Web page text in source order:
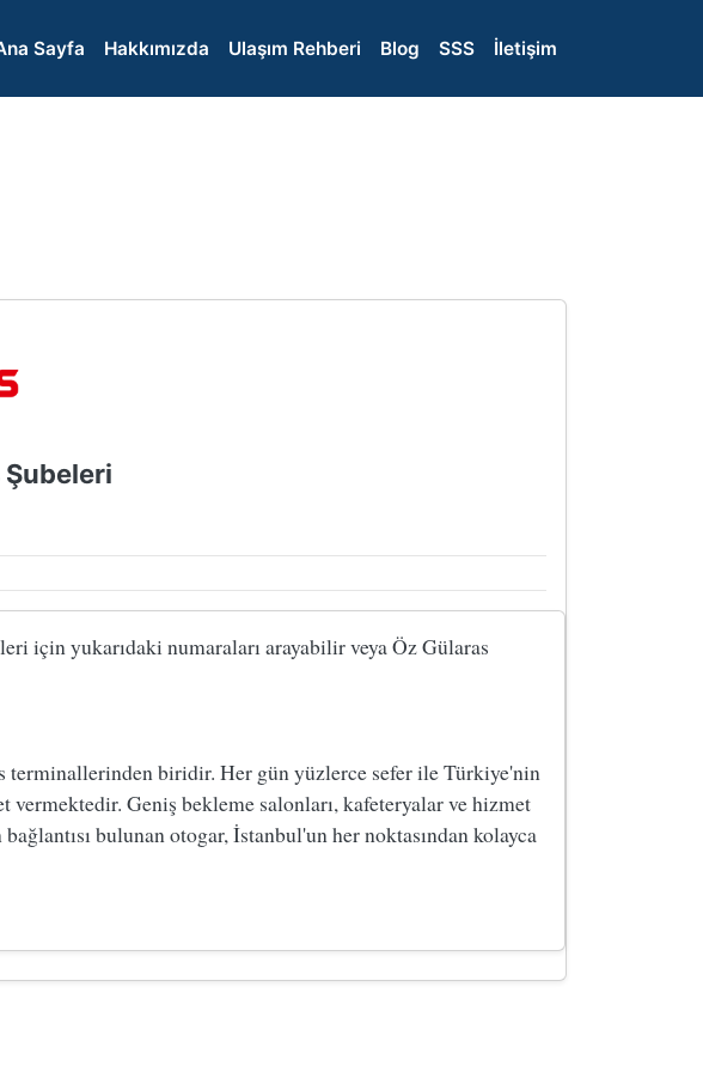
Sayfa Hakkımızda Ulaşım Rehberi Blog SSS İletişim
Şubeleri
için yukarıdaki numaraları arayabilir veya Öz Gülaras
terminallerinden biridir. Her gün yüzlerce sefer ile Türkiye'nin
vermektedir. Geniş bekleme salonları, kafeteryalar ve hizmet
bulunan otogar, İstanbul'un her noktasından kolayca